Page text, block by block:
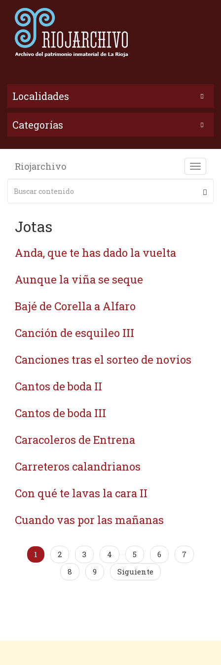
Localidades
Categorías
Toggle
Riojarchivo
Jotas
Anda, que te has dado la vuelta
Aunque la viña se seque
Bajé de Corella a Alfaro
Canción de esquileo III
Canciones tras el sorteo de novios
Cantos de boda II
Cantos de boda III
Caracoleros de Entrena
Carreteros calandrianos
Con qué te lavas la cara II
Cuando vas por las mañanas
1 2 3 4 5 6
7
8
9 Siguiente